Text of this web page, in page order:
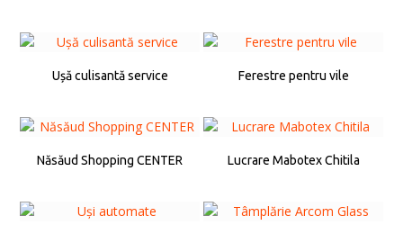
Ușă culisantă service Ferestre pentru vile
Năsăud Shopping CENTER Lucrare Mabotex Chitila